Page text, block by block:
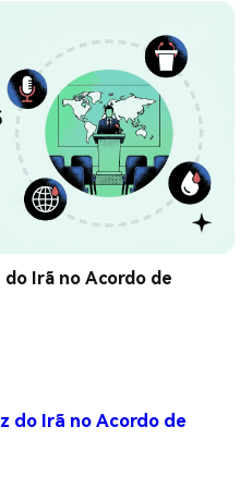
Irã no Acordo de
do Irã no Acordo de